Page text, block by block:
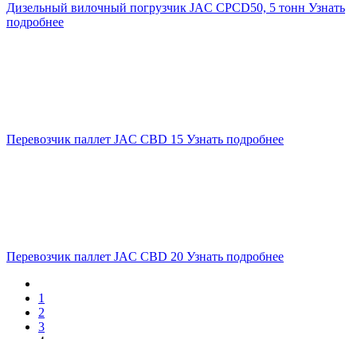
Дизельный вилочный погрузчик JAC CPCD50, 5 тонн Узнать
подробнее
Перевозчик паллет JAC CBD 15 Узнать подробнее
Перевозчик паллет JAC CBD 20 Узнать подробнее
1
2
3